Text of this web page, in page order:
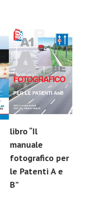
libro “Il
manuale
fotografico per
le Patenti A e
B”